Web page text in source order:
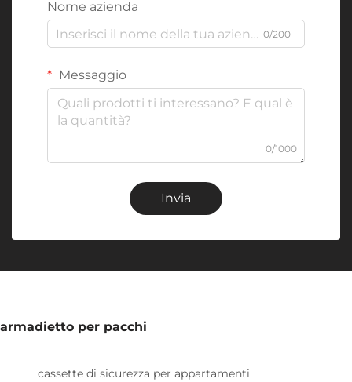
Nome azienda
0/200
Messaggio
0/1000
Invia
armadietto per pacchi
cassette di sicurezza per appartamenti